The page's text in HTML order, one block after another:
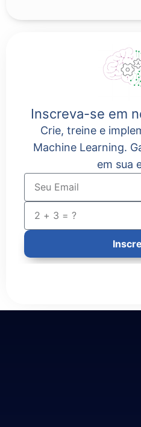
Inscreva-se em
Crie, treine e
Machine Learning.
em sua